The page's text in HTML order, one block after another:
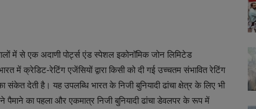
में से एक अदाणी पोर्ट्स एंड स्पेशल इकोनॉमिक जोन लिमिटेड
में क्रेडिट-रेटिंग एजेंसियों द्वारा किसी को दी गई उच्चतम संभावित रेटिंग
देती है। यह उपलब्धि भारत के निजी बुनियादी ढांचा क्षेत्र के लिए भी
पैमाने का पहला और एकमात्र निजी बुनियादी ढांचा डेवलपर के रूप में